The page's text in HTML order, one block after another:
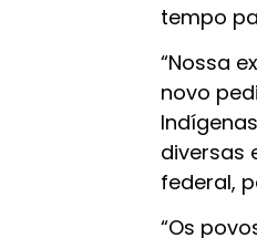
tempo
“Nossa
novo
diversas
federal,
“Os